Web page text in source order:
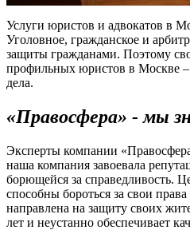
Услуги юристов и адвокатов в
Уголовное, гражданское и
защиты гражданами. Поэтому
профильных юристов в Москве
дела.
«Правосфера» - мы
Эксперты компании
наша компания завоевала
борющейся за справедливость.
способны бороться за свои
направлена на защиту своих
лет и неустанно обеспечивает